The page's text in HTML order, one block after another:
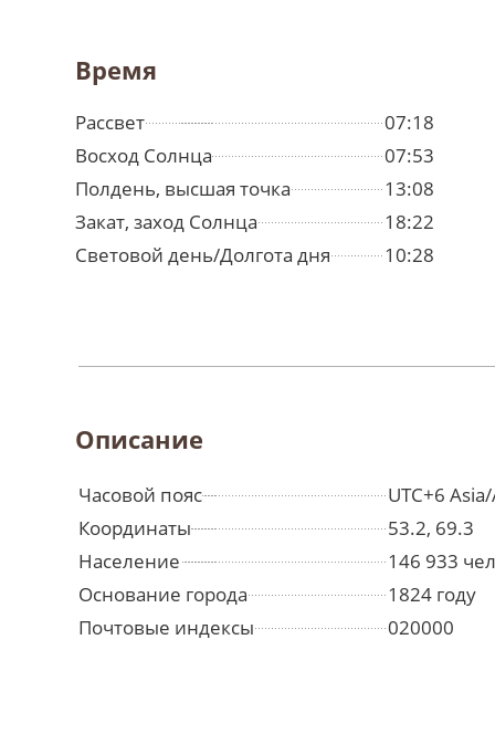
Время
Рассвет
07:18
Восход Солнца
07:53
Полдень, высшая точка
13:08
Закат, заход Солнца
18:22
Световой день/Долгота дня
10:28
Описание
Часовой пояс
UTC+6
Координаты
53.2, 69.3
Население
146 933
Основание города
1824 году
Почтовые индексы
020000